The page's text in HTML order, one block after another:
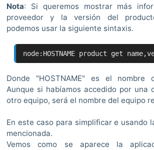
Nota: Si queremos mostrar más
proveedor y la versión del
podemos usar la siguiente sintaxis.
node:HOSTNAME product get
Donde "HOSTNAME" es el nombre
Aunque si habíamos accedido por una
otro equipo, será el nombre del equipo
En este caso para simplificar e usando
mencionada.
Vemos como se aparece la